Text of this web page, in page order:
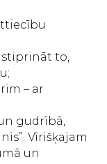
to,
– ar
gudrībā,
Vīrišķajam
un